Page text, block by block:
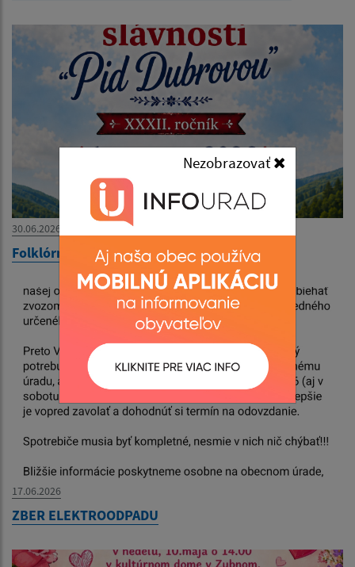
Nezobrazovať
30.06.2026
Folklórne slávnosti ''Pid Dubrovou''
17.06.2026
ZBER ELEKTROODPADU